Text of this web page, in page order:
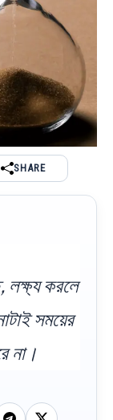
SHARE
লক্ষ্য করলে
সময়ের
না।